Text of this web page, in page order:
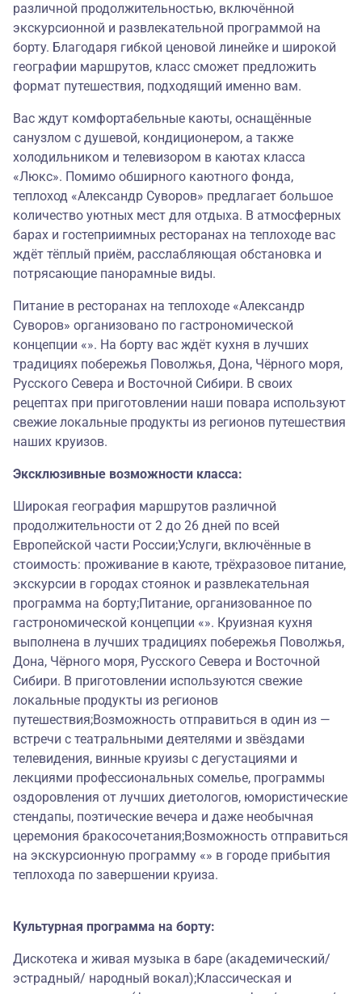
различной продолжительностью, включённой
экскурсионной и развлекательной программой на
борту. Благодаря гибкой ценовой линейке и широкой
географии маршрутов, класс сможет предложить
формат путешествия, подходящий именно вам.
Вас ждут комфортабельные каюты, оснащённые
санузлом с душевой, кондиционером, а также
холодильником и телевизором в каютах класса
«Люкс». Помимо обширного каютного фонда,
теплоход «Александр Суворов» предлагает большое
количество уютных мест для отдыха. В атмосферных
барах и гостеприимных ресторанах на теплоходе вас
ждёт тёплый приём, расслабляющая обстановка и
потрясающие панорамные виды.
Питание в ресторанах на теплоходе «Александр
Суворов» организовано по гастрономической
концепции «». На борту вас ждёт кухня в лучших
традициях побережья Поволжья, Дона, Чёрного моря,
Русского Севера и Восточной Сибири. В своих
рецептах при приготовлении наши повара используют
свежие локальные продукты из регионов путешествия
наших круизов.
Эксклюзивные возможности класса:
Широкая география маршрутов различной
продолжительности от 2 до 26 дней по всей
Европейской части России;Услуги, включённые в
стоимость: проживание в каюте, трёхразовое питание,
экскурсии в городах стоянок и развлекательная
программа на борту;Питание, организованное по
гастрономической концепции «». Круизная кухня
выполнена в лучших традициях побережья Поволжья,
Дона, Чёрного моря, Русского Севера и Восточной
Сибири. В приготовлении используются свежие
локальные продукты из регионов
путешествия;Возможность отправиться в один из —
встречи с театральными деятелями и звёздами
телевидения, винные круизы с дегустациями и
лекциями профессиональных сомелье, программы
оздоровления от лучших диетологов, юмористические
стендапы, поэтические вечера и даже необычная
церемония бракосочетания;Возможность отправиться
на экскурсионную программу «» в городе прибытия
теплохода по завершении круиза.
Культурная программа на борту:
Дискотека и живая музыка в баре (академический/
эстрадный/ народный вокал);Классическая и